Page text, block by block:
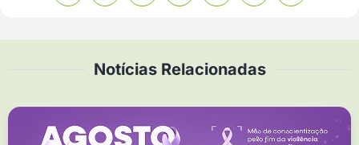
Notícias Relacionadas